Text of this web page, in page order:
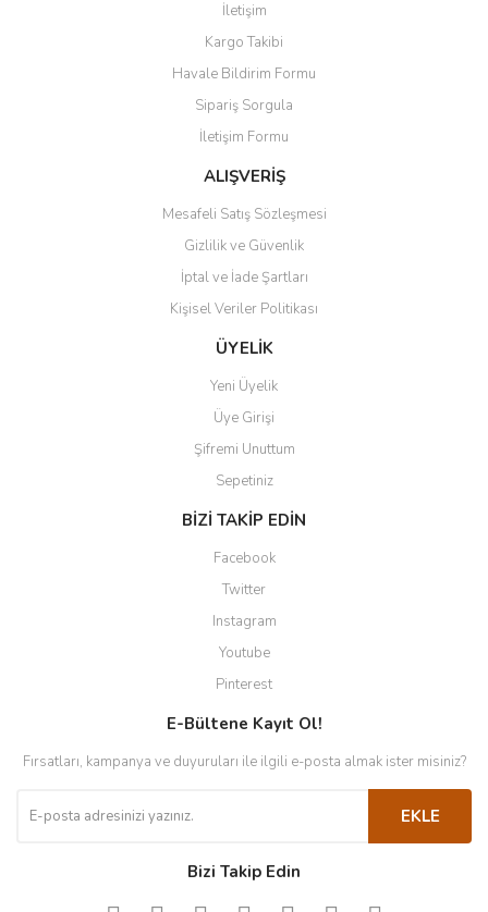
Ürün resmi kalitesiz, bozuk veya görüntülenemiyor.
Ürün açıklamasında eksik bilgiler bulunuyor.
Ürün bilgilerinde hatalar bulunuyor.
Ürün fiyatı diğer sitelerden daha pahalı.
Bu ürüne benzer farklı alternatifler olmalı.
Gönder
İletişim
Kargo Takibi
Havale Bildirim Formu
Sipariş Sorgula
İletişim Formu
ALIŞVERİŞ
Mesafeli Satış Sözleşmesi
Gizlilik ve Güvenlik
İptal ve İade Şartları
Kişisel Veriler Politikası
ÜYELİK
Yeni Üyelik
Üye Girişi
Şifremi Unuttum
Sepetiniz
BİZİ TAKİP EDİN
Facebook
Twitter
Instagram
Youtube
Pinterest
E-Bültene Kayıt Ol!
Fırsatları, kampanya ve duyuruları ile ilgili e-posta almak ister misiniz?
EKLE
Bizi Takip Edin